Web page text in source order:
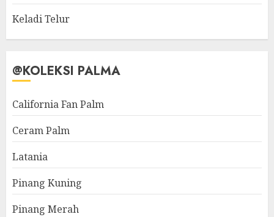
Keladi Telur
@KOLEKSI PALMA
California Fan Palm
Ceram Palm
Latania
Pinang Kuning
Pinang Merah